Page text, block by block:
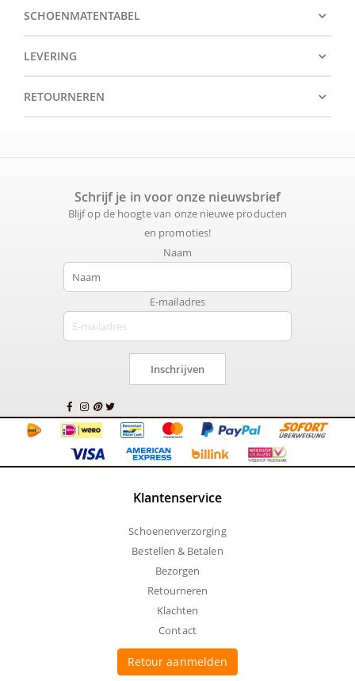
SCHOENMATENTABEL
LEVERING
RETOURNEREN
Schrijf je in voor onze nieuwsbrief
Blijf op de hoogte van onze nieuwe producten
en promoties!
Naam
E-mailadres
Inschrijven
Klantenservice
Schoenenverzorging
Bestellen & Betalen
Bezorgen
Retourneren
Klachten
Contact
Retour aanmelden